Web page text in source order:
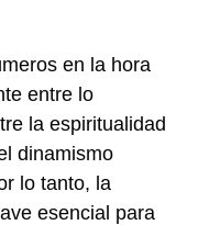
en la hora
entre lo
la espiritualidad
dinamismo
lo tanto, la
esencial para